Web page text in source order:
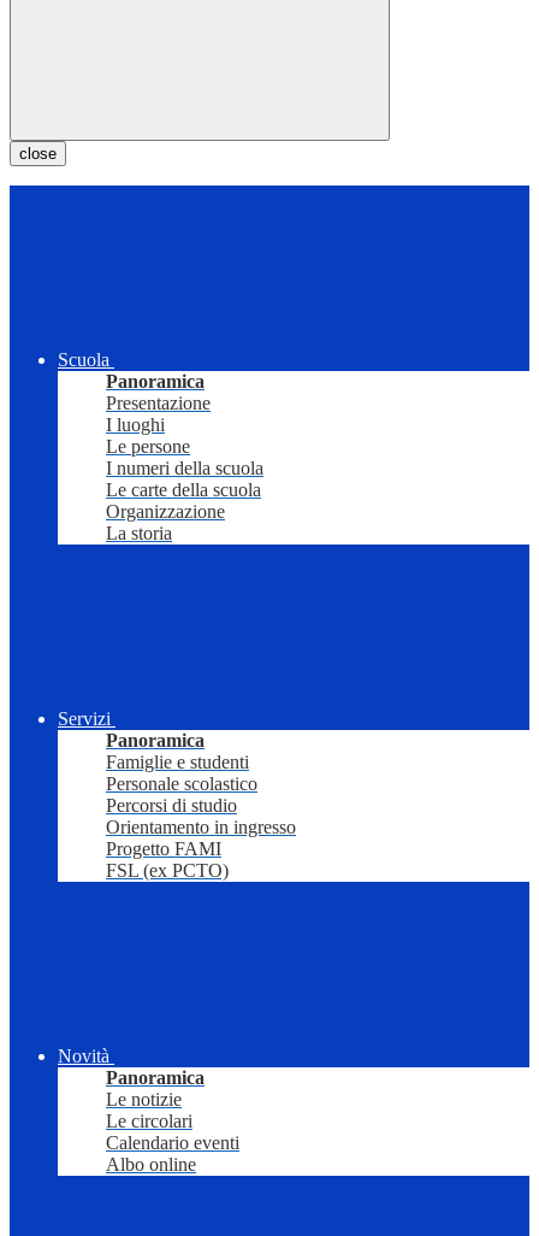
close
Scuola
Panoramica
Presentazione
I luoghi
Le persone
I numeri della scuola
Le carte della scuola
Organizzazione
La storia
Servizi
Panoramica
Famiglie e studenti
Personale scolastico
Percorsi di studio
Orientamento in ingresso
Progetto FAMI
FSL (ex PCTO)
Novità
Panoramica
Le notizie
Le circolari
Calendario eventi
Albo online